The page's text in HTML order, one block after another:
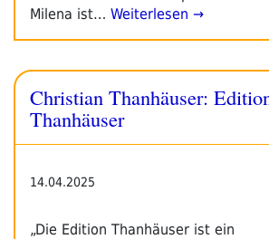
Milena ist… Weiterlesen →
Christian Thanhäuser:
Thanhäuser
14.04.2025
„Die Edition Thanhäuser ist ein